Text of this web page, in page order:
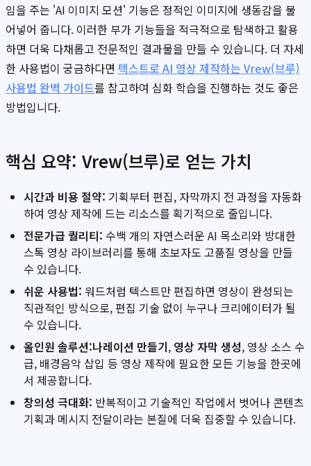
임을 주는 'AI 이미지 모션' 기능은 정적인 이미지에 생동감을 불
어넣어 줍니다. 이러한 부가 기능들을 적극적으로 탐색하고 활용
하면 더욱 다채롭고 전문적인 결과물을 만들 수 있습니다. 더 자세
한 사용법이 궁금하다면 텍스트로 AI 영상 제작하는 Vrew(브루)
사용법 완벽 가이드를 참고하여 심화 학습을 진행하는 것도 좋은
방법입니다.
핵심 요약: Vrew(브루)로 얻는 가치
시간과 비용 절약: 기획부터 편집, 자막까지 전 과정을 자동화
하여 영상 제작에 드는 리소스를 획기적으로 줄입니다.
전문가급 퀄리티: 수백 개의 자연스러운 AI 목소리와 방대한
스톡 영상 라이브러리를 통해 초보자도 고품질 영상을 만들
수 있습니다.
쉬운 사용법: 워드처럼 텍스트만 편집하면 영상이 완성되는
직관적인 방식으로, 편집 기술 없이 누구나 크리에이터가 될
수 있습니다.
올인원 솔루션:나레이션 만들기, 영상 자막 생성, 영상 소스 수
급, 배경음악 삽입 등 영상 제작에 필요한 모든 기능을 한곳에
서 제공합니다.
창의성 극대화: 반복적이고 기술적인 작업에서 벗어나 콘텐츠
기획과 메시지 전달이라는 본질에 더욱 집중할 수 있습니다.